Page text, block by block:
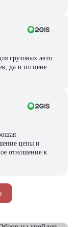
грузовых авто.
да и по цене
цены и
отношение к